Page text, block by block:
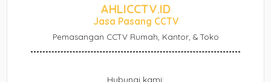
AHLICCTV.ID
Jasa Pasang CCTV
Pemasangan CCTV Rumah, Kantor, & Toko
Hubungi kami: